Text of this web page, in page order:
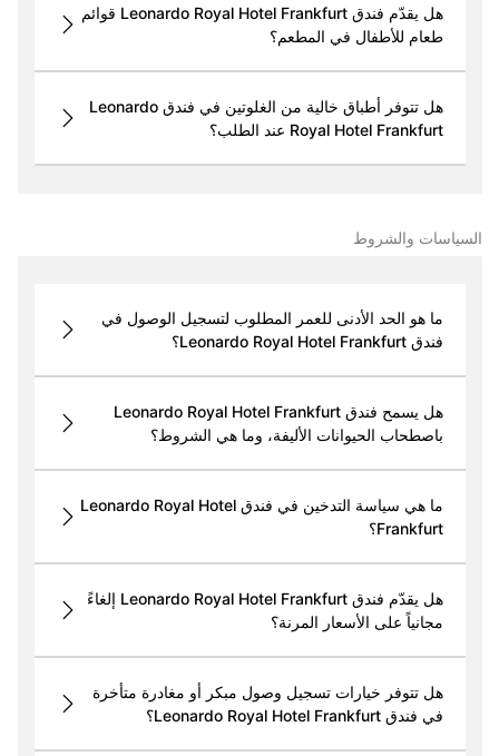
هل يقدّم فندق Leonardo Royal Hotel Frankfurt قوائم
طعام للأطفال في المطعم؟
هل تتوفر أطباق خالية من الغلوتين في فندق Leonardo
Royal Hotel Frankfurt عند الطلب؟
السياسات والشروط
ما هو الحد الأدنى للعمر المطلوب لتسجيل الوصول في
فندق Leonardo Royal Hotel Frankfurt؟
هل يسمح فندق Leonardo Royal Hotel Frankfurt
باصطحاب الحيوانات الأليفة، وما هي الشروط؟
ما هي سياسة التدخين في فندق Leonardo Royal Hotel
Frankfurt؟
هل يقدّم فندق Leonardo Royal Hotel Frankfurt إلغاءً
مجانياً على الأسعار المرنة؟
هل تتوفر خيارات تسجيل وصول مبكر أو مغادرة متأخرة
في فندق Leonardo Royal Hotel Frankfurt؟